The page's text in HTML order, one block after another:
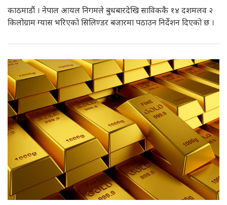
काठमाडौं । नेपाल आयल निगमले बुधबारदेखि साविककै १४ दशमलव २
किलोग्राम ग्यास भरिएको सिलिण्डर बजारमा पठाउन निर्देशन दिएको छ ।